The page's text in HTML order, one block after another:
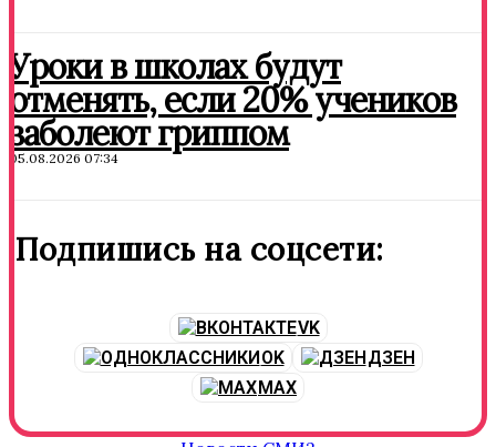
Уроки в школах будут
отменять, если 20% учеников
заболеют гриппом
05.08.2026 07:34
Подпишись на соцсети:
VK
OK
ДЗЕН
MAX